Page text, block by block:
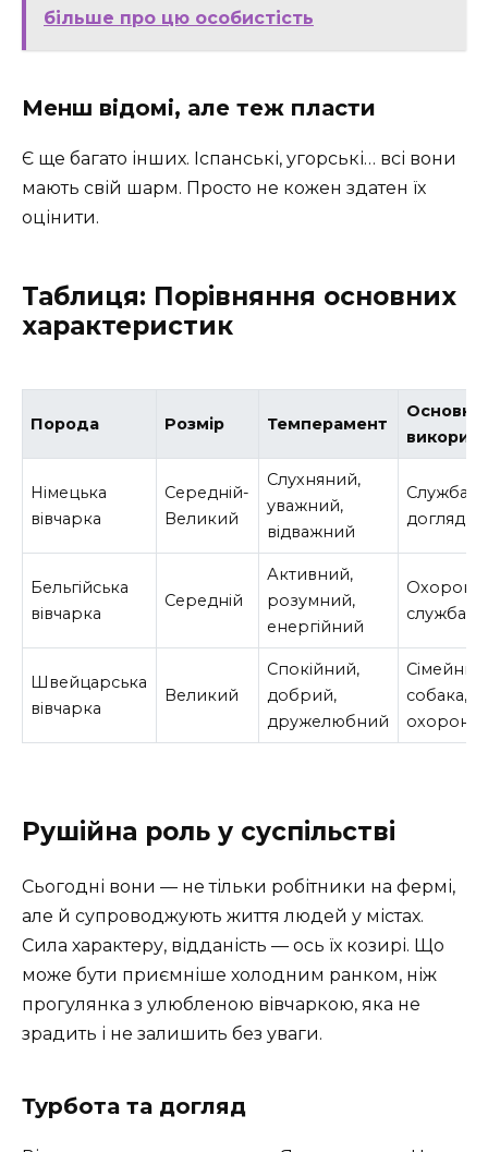
більше про цю особистість
Менш відомі, але теж пласти
Є ще багато інших. Іспанські, угорські… всі вони
мають свій шарм. Просто не кожен здатен їх
оцінити.
Таблиця: Порівняння основних
характеристик
Порода Розмір Темперамент
Основне
Німецька
вівчарка
Середній-
Великий
Слухняний,
уважний,
відважний
Служба,
догляд
Бельгійська
вівчарка
Середній
Активний,
розумний,
енергійний
Охорона,
служба
Швейцарська
вівчарка
Великий
Спокійний,
добрий,
дружелюбний
Сімейний
собака,
Рушійна роль у суспільстві
Сьогодні вони — не тільки робітники на фермі,
але й супроводжують життя людей у містах.
Сила характеру, відданість — ось їх козирі. Що
може бути приємніше холодним ранком, ніж
прогулянка з улюбленою вівчаркою, яка не
зрадить і не залишить без уваги.
Турбота та догляд